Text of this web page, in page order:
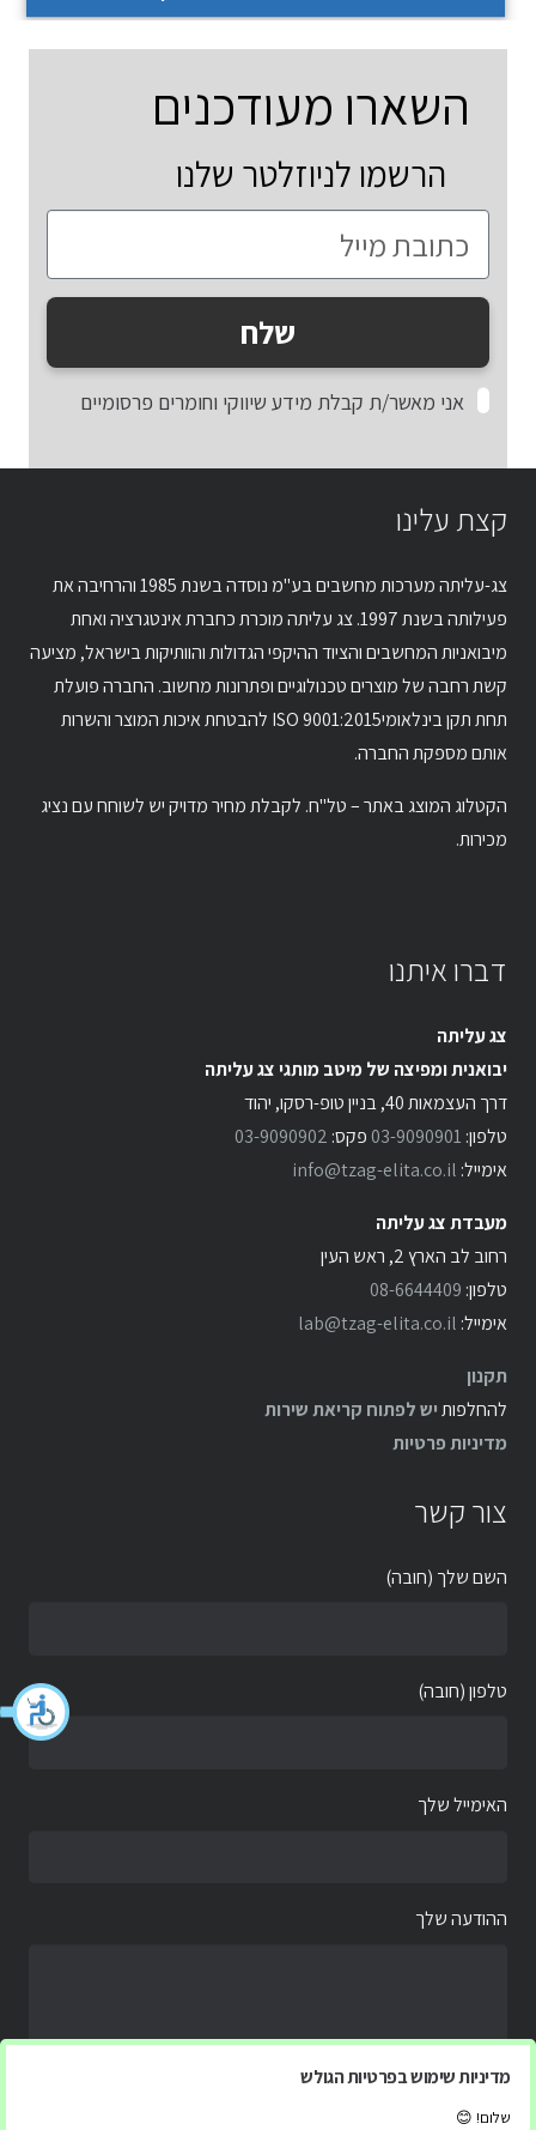
השארו מעודכנים
הרשמו לניוזלטר שלנו
אני מאשר/ת קבלת מידע שיווקי וחומרים פרסומיים
שלח
קצת עלינו
צג-עליתה מערכות מחשבים בע"מ נוסדה בשנת 1985 והרחיבה את
פעילותה בשנת 1997. צג עליתה מוכרת כחברת אינטגרציה ואחת
מיבואניות המחשבים והציוד ההיקפי הגדולות והוותיקות בישראל, מציעה
קשת רחבה של מוצרים טכנולוגיים ופתרונות מחשוב. החברה פועלת
תחת תקן בינלאומיISO 9001:2015 להבטחת איכות המוצר והשרות
אותם מספקת החברה.
הקטלוג המוצג באתר – טל"ח. לקבלת מחיר מדויק יש לשוחח עם נציג
מכירות.
דברו איתנו
צג עליתה
יבואנית ומפיצה של מיטב מותגי צג עליתה
דרך העצמאות 40, בניין טופ-רסקו, יהוד
טלפון: 03-9090901 פקס: 03-9090902
אימייל: info@tzag-elita.co.il
מעבדת צג עליתה
רחוב לב הארץ 2, ראש העין
טלפון: 08-6644409
אימייל: lab@tzag-elita.co.il
תקנון
להחלפותיש לפתוח קריאת שירות
מדיניות פרטיות
צור קשר
השם שלך (חובה)
טלפון (חובה)
האימייל שלך
ההודעה שלך
מדיניות שימוש בפרטיות הגולש
שלום! 😊